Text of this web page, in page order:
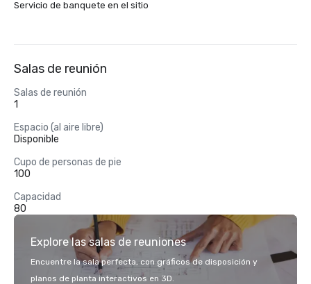
Servicio de banquete en el sitio
Salas de reunión
Salas de reunión
1
Espacio (al aire libre)
Disponible
Cupo de personas de pie
100
Capacidad
80
Explore las salas de reuniones
Encuentre la sala perfecta, con gráficos de disposición y
planos de planta interactivos en 3D.